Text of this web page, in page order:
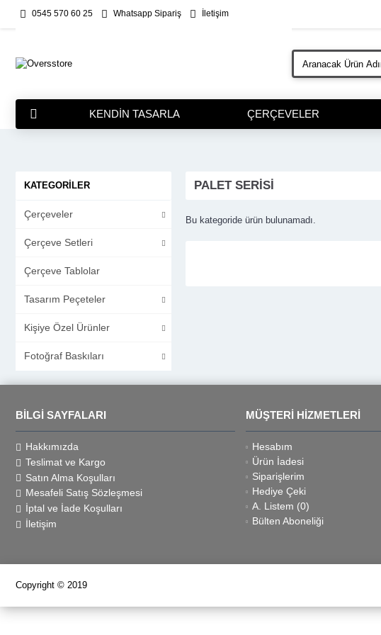
0545 570 60 25 Whatsapp Sipariş İletişim
KENDIN TASARLA ÇERÇEVELER
KATEGORILER
Çerçeveler
Çerçeve Setleri
Çerçeve Tablolar
Tasarım Peçeteler
Kişiye Özel Ürünler
Fotoğraf Baskıları
PALET SERISI
Bu kategoride ürün bulunamadı.
BILGI SAYFALARI
Hakkımızda
Teslimat ve Kargo
Satın Alma Koşulları
Mesafeli Satış Sözleşmesi
İptal ve İade Koşulları
İletişim
MÜŞTERI HIZMETLERI
Hesabım
Ürün İadesi
Siparişlerim
Hediye Çeki
A. Listem (0)
Bülten Aboneliği
Copyright © 2019